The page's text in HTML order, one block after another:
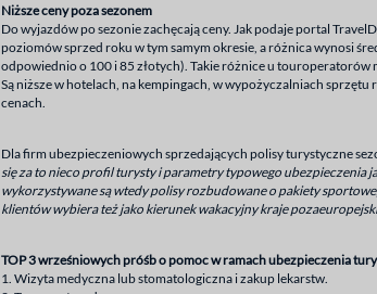
Niższe ceny poza sezonem
Do wyjazdów po sezonie zachęcają ceny. Jak podaje portal
poziomów sprzed roku w tym samym okresie, a różnica wynosi
odpowiednio o 100 i 85 złotych). Takie różnice u touroperatorów
Są niższe w hotelach, na kempingach, w wypożyczalniach
cenach.
Dla firm ubezpieczeniowych sprzedających polisy turystyczne
się za to nieco profil turysty i parametry typowego ubezpieczenia
wykorzystywane są wtedy polisy rozbudowane o pakiety
klientów wybiera też jako kierunek wakacyjny kraje
TOP 3 wrześniowych próśb o pomoc w ramach ubezpieczenia
1. Wizyta medyczna lub stomatologiczna i zakup lekarstw.